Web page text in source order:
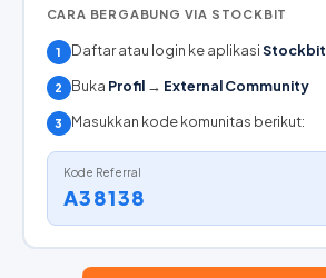
CARA BERGABUNG VIA STOCKBIT
1 Daftar atau login ke aplikasiStockbit
2 Buka Profil→ External Community
3 Masukkan kode komunitas berikut:
Kode Referral
A38138